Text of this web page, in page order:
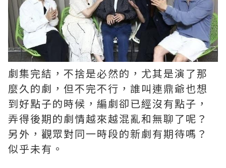
劇集完結，不捨是必然的，尤其是演了那
麼久的劇，但不完不行，誰叫連鼎爺也想
到好點子的時候，編劇卻已經沒有點子，
弄得後期的劇情越來越混亂和無聊了呢？ ​​​
另外，觀眾對同一時段的新劇有期待嗎？
似乎未有。